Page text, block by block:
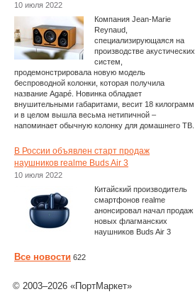
10 июля 2022
Компания Jean-Marie
Reynaud,
специализирующаяся на
производстве акустических
систем,
продемонстрировала новую модель
беспроводной колонки, которая получила
название Agapé. Новинка обладает
внушительными габаритами, весит 18 килограмм
и в целом вышла весьма нетипичной –
напоминает обычную колонку для домашнего ТВ.
В России объявлен старт продаж
наушников realme Buds Air 3
10 июля 2022
Китайский производитель
смартфонов realme
анонсировал начал продаж
новых флагманских
наушников Buds Air 3
Все новости 622
© 2003–2026 «ПортМаркет»